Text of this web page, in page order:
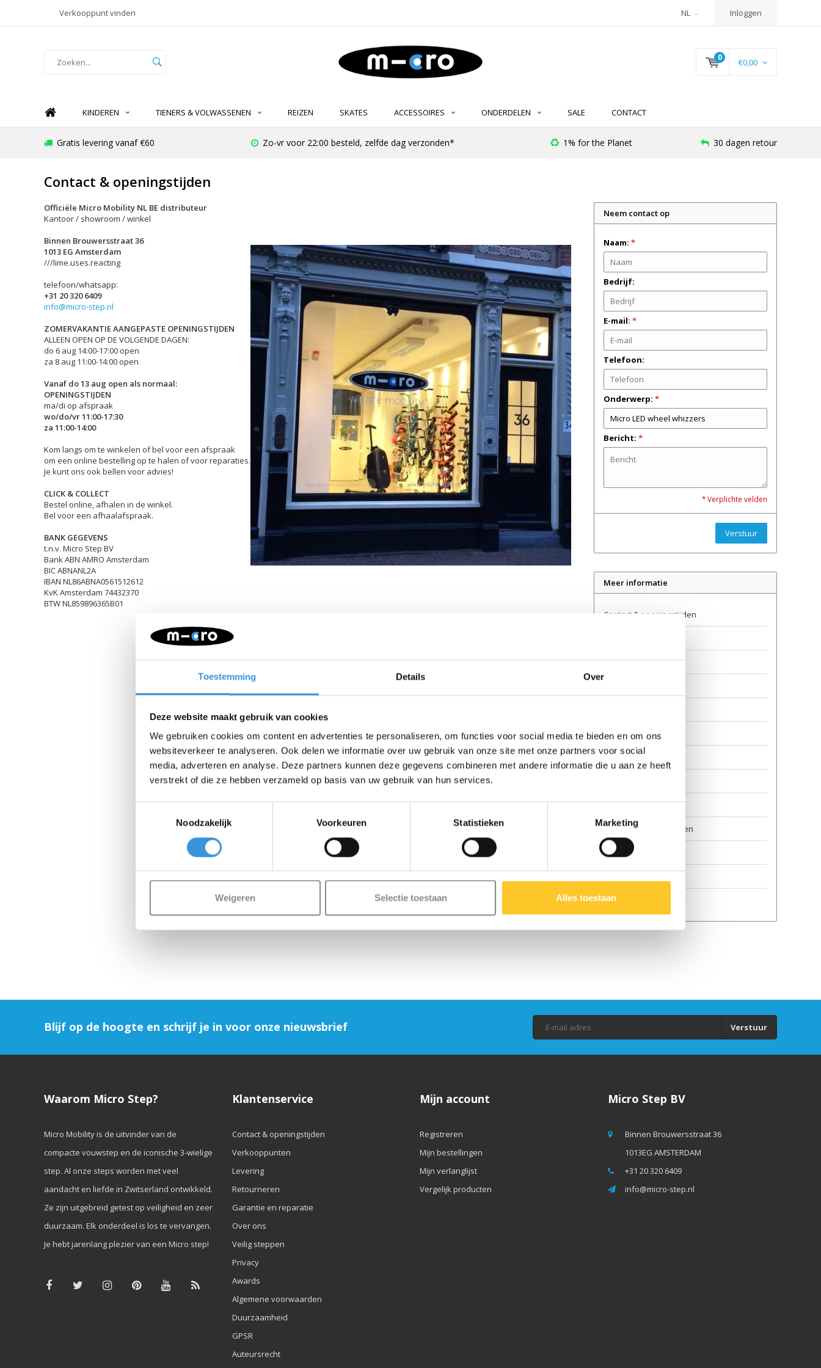
Toestemming Details Over
Deze website maakt gebruik van cookies
We gebruiken cookies om content en advertenties te personaliseren, om functies voor social media te bieden en om ons
websiteverkeer te analyseren. Ook delen we informatie over uw gebruik van onze site met onze partners voor social
media, adverteren en analyse. Deze partners kunnen deze gegevens combineren met andere informatie die u aan ze heeft
verstrekt of die ze hebben verzameld op basis van uw gebruik van hun services.
Noodzakelijk
Voorkeuren Statistieken Marketing
Weigeren Selectie toestaan Alles toestaan
Verkooppunt vinden NL Inloggen
0 €0,00
KINDEREN TIENERS & VOLWASSENEN REIZEN SKATES ACCESSOIRES ONDERDELEN SALE CONTACT
Gratis levering vanaf €60 Zo-vr voor 22:00 besteld, zelfde dag verzonden* 1% for the Planet 30 dagen retour
Contact & openingstijden
Officiële Micro Mobility NL BE distributeur
Kantoor / showroom / winkel
Binnen Brouwersstraat 36
1013 EG Amsterdam
///lime.uses.reacting
telefoon/whatsapp:
+31 20 320 6409
info@micro-step.nl
ZOMERVAKANTIE AANGEPASTE OPENINGSTIJDEN
ALLEEN OPEN OP DE VOLGENDE DAGEN:
do 6 aug 14:00-17:00 open
za 8 aug 11:00-14:00 open
Vanaf do 13 aug open als normaal:
OPENINGSTIJDEN
ma/di op afspraak
wo/do/vr 11:00-17:30
za 11:00-14:00
Kom langs om te winkelen of bel voor een afspraak
om een online bestelling op te halen of voor reparaties.
Je kunt ons ook bellen voor advies!
CLICK & COLLECT
Bestel online, afhalen in de winkel.
Bel voor een afhaalafspraak.
BANK GEGEVENS
t.n.v. Micro Step BV
Bank ABN AMRO Amsterdam
BIC ABNANL2A
IBAN NL86ABNA0561512612
KvK Amsterdam 74432370
BTW NL859896365B01
Neem contact op
Naam: *
Bedrijf:
E-mail: *
Telefoon:
Onderwerp: *
Bericht: *
* Verplichte velden
Verstuur
Meer informatie
Contact & openingstijden
Levering
Over ons
Veilig steppen
Awards
Algemene voorwaarden
Duurzaamheid
Auteursrecht
Blijf op de hoogte en schrijf je in voor onze nieuwsbrief Verstuur
Waarom Micro Step?
Micro Mobility is de uitvinder van de
compacte vouwstep en de iconische 3-wielige
step. Al onze steps worden met veel
aandacht en liefde in Zwitserland ontwikkeld.
Ze zijn uitgebreid getest op veiligheid en zeer
duurzaam. Elk onderdeel is los te vervangen.
Je hebt jarenlang plezier van een Micro step!
Klantenservice
Contact & openingstijden
Verkooppunten
Levering
Retourneren
Garantie en reparatie
Over ons
Veilig steppen
Privacy
Awards
Algemene voorwaarden
Duurzaamheid
GPSR
Auteursrecht
Mijn account
Registreren
Mijn bestellingen
Mijn verlanglijst
Vergelijk producten
Micro Step BV
Binnen Brouwersstraat 36
1013EG AMSTERDAM
+31 20 320 6409
info@micro-step.nl